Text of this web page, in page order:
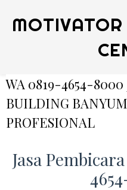
WA 0819-4654-8000
BUILDING
PROFESIONAL
Jasa